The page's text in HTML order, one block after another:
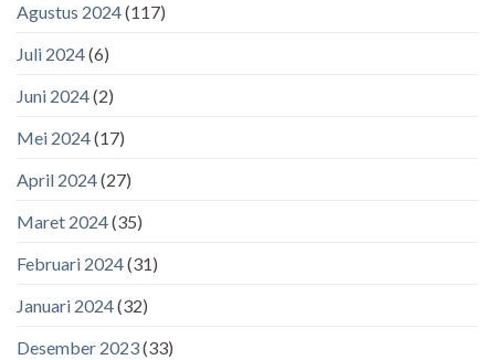
Agustus 2024(117)
Juli 2024(6)
Juni 2024(2)
Mei 2024(17)
April 2024(27)
Maret 2024(35)
Februari 2024(31)
Januari 2024(32)
Desember 2023(33)